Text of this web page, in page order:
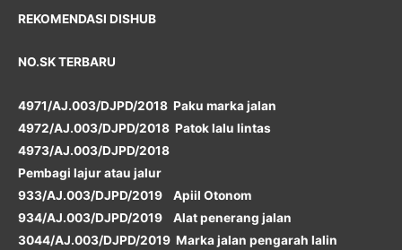
REKOMENDASI DISHUB
NO.SK TERBARU
4971/AJ.003/DJPD/2018 Paku marka jalan
4972/AJ.003/DJPD/2018 Patok lalu lintas
4973/AJ.003/DJPD/2018
Pembagi lajur atau jalur
933/AJ.003/DJPD/2019 Apiil Otonom
934/AJ.003/DJPD/2019 Alat penerang jalan
3044/AJ.003/DJPD/2019 Marka jalan pengarah lalin